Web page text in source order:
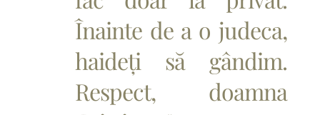
Înainte de a o judeca,
haideți să gândim.
Respect, doamna